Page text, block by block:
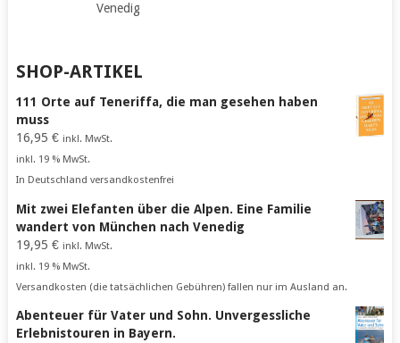
Venedig
SHOP-ARTIKEL
111 Orte auf Teneriffa, die man gesehen haben
muss
16,95 € inkl. MwSt.
inkl. 19 % MwSt.
In Deutschland versandkostenfrei
Mit zwei Elefanten über die Alpen. Eine Familie
wandert von München nach Venedig
19,95 € inkl. MwSt.
inkl. 19 % MwSt.
Versandkosten (die tatsächlichen Gebühren) fallen nur im Ausland an.
Abenteuer für Vater und Sohn. Unvergessliche
Erlebnistouren in Bayern.